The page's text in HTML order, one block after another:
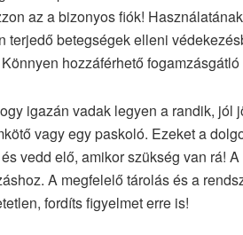
az a bizonyos fiók!
terjedő betegségek elleni
hozzáférhető
igazán vadak legyen a randik,
vagy egy paskoló. Ezeket a
vedd elő, amikor szükség van rá!
A megfelelő tárolás és a
fordíts figyelmet erre is!